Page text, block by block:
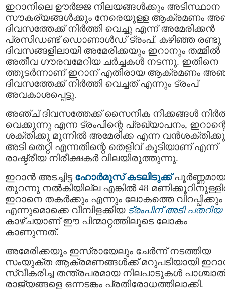
ഇറാനിലെ ഊർജ്ജ നിലയങ്ങൾക്കും അടിസ്ഥാന
സൗകര്യങ്ങൾക്കും നേരെയുള്ള ആക്രമണം
ദിവസത്തേക്ക് നിർത്തി വെച്ചു എന്ന് അമേരിക്കൻ
പ്രസിഡണ്ട് ഡൊണാൾഡ് ട്രംപ്. കഴിഞ്ഞ രണ്ടു
ദിവസങ്ങളിലായി അമേരിക്കയും ഇറാനും തമ്മിൽ
അതീവ ഗൗരവമേറിയ ചർച്ചകൾ നടന്നു. ഇതിനെ
ത്തുടർന്നാണ് ഇറാന് എതിരായ ആക്രമണം
ദിവസത്തേക്ക് നിർത്തി വെച്ചത് എന്നും ട്രംപ്
അവകാശപ്പെട്ടു.
അഞ്ച് ദിവസത്തേക്ക് സൈനിക നീക്കങ്ങൾ
വെക്കുന്നു എന്ന ട്രംപിന്റെ പ്രഖ്യാപനം,
ശക്തിക്കു മുന്നിൽ അമേരിക്ക എന്ന വൻശക്തിക്കു
അടി തെറ്റി എന്നതിന്റെ തെളിവ് കൂടിയാണ് എന്ന്
രാഷ്ട്രീയ നിരീക്ഷകർ വിലയിരുത്തുന്നു.
ഇറാൻ അടച്ചിട്ടഹോർമുസ് കടലിടുക്ക്
തുറന്നു നൽകിയില്ല എങ്കിൽ 48
ഇറാനെ തകർക്കും എന്നും ലോകത്തെ വിറപ്പിക്കും
എന്നുമൊക്കെ വീമ്പിളക്കിയ ട്രംപിന് അടി പതറിയ
കാഴ്ചയാണ് ഈ പിന്മാറ്റത്തിലൂടെ ലോകം
കാണുന്നത്.
അമേരിക്കയും ഇസ്രായേലും ചേർന്ന് നടത്തിയ
സംയുക്ത ആക്രമണങ്ങൾക്ക് മറുപടിയായി
സ്വീകരിച്ച തന്ത്രപരമായ നിലപാടുകൾ
രാജ്യങ്ങളെ ഒന്നടങ്കം പ്രതിരോധത്തിലാക്കി.